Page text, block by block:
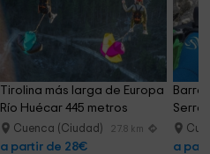
Tirolina más larga de Europa
Río Huécar 445 metros
Cuenca (Ciudad) 27.8 km
a partir de 28€ a